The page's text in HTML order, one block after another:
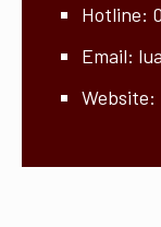
Hotline:
Email:
Website: